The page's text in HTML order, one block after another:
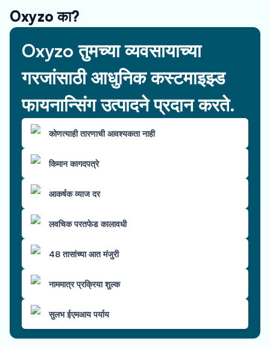
Oxyzo का?
Oxyzo तुमच्या व्यवसायाच्या
गरजांसाठी आधुनिक कस्टमाइझ्ड
फायनान्सिंग उत्पादने प्रदान करते.
कोणत्याही तारणाची आवश्यकता नाही
किमान कागदपत्रे
आकर्षक व्याज दर
लवचिक परतफेड कालावधी
48 तासांच्या आत मंजुरी
नाममात्र प्रक्रिया शुल्क
सुलभ ईएमआय पर्याय